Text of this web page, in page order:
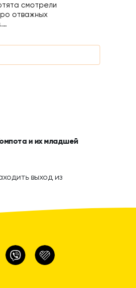
смотрели
отважных
и их младшей
выход из